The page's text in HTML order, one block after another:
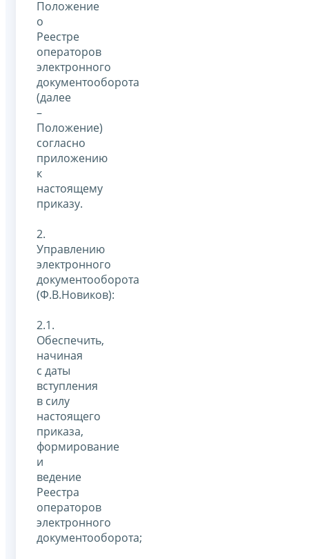
Положение
о
Реестре
операторов
электронного
документооборота
(далее
–
Положение)
согласно
приложению
к
настоящему
приказу.
2.
Управлению
электронного
документооборота
(Ф.В.Новиков):
2.1.
Обеспечить,
начиная
с даты
вступления
в силу
настоящего
приказа,
формирование
и
ведение
Реестра
операторов
электронного
документооборота;